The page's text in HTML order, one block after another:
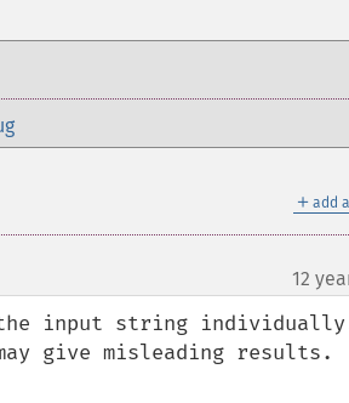
＋ add
12
the input string
give misleading results.